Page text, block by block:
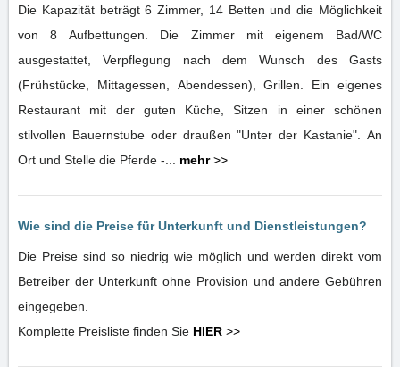
Die Kapazität beträgt 6 Zimmer, 14 Betten und die Möglichkeit
von 8 Aufbettungen. Die Zimmer mit eigenem Bad/WC
ausgestattet, Verpflegung nach dem Wunsch des Gasts
(Frühstücke, Mittagessen, Abendessen), Grillen. Ein eigenes
Restaurant mit der guten Küche, Sitzen in einer schönen
stilvollen Bauernstube oder draußen "Unter der Kastanie". An
Ort und Stelle die Pferde -... mehr>>
Wie sind die Preise für Unterkunft und Dienstleistungen?
Die Preise sind so niedrig wie möglich und werden direkt vom
Betreiber der Unterkunft ohne Provision und andere Gebühren
eingegeben.
Komplette Preisliste finden Sie HIER >>